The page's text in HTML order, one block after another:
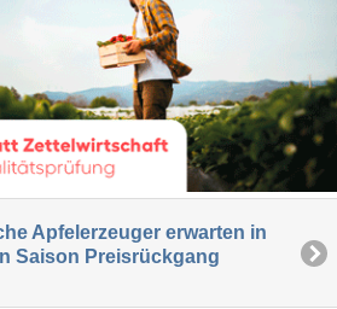
Apfelerzeuger erwarten in
Saison Preisrückgang